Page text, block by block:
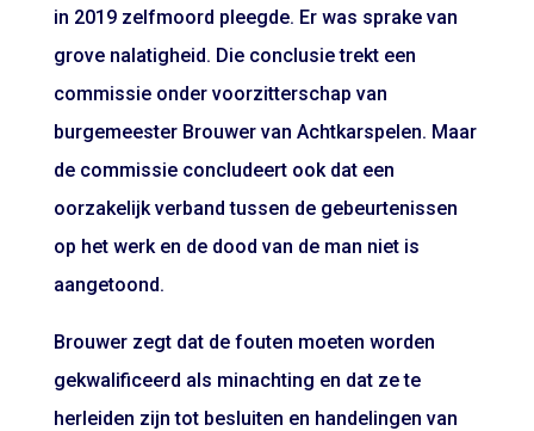
in 2019 zelfmoord pleegde. Er was sprake van
grove nalatigheid. Die conclusie trekt een
commissie onder voorzitterschap van
burgemeester Brouwer van Achtkarspelen. Maar
de commissie concludeert ook dat een
oorzakelijk verband tussen de gebeurtenissen
op het werk en de dood van de man niet is
aangetoond.
Brouwer zegt dat de fouten moeten worden
gekwalificeerd als minachting en dat ze te
herleiden zijn tot besluiten en handelingen van